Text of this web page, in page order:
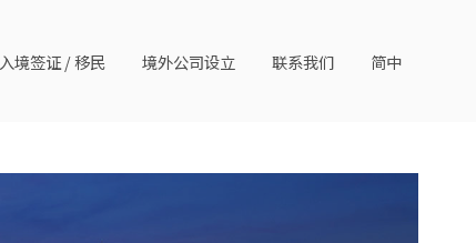
入境签证 / 移民 境外公司设立 联系我们 简中